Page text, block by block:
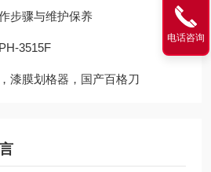
步骤与维护保养
3515F
漆膜划格器，国产百格刀
电话咨询